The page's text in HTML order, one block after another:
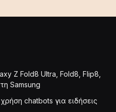
Z Fold8 Ultra, Fold8, Flip8,
Samsung
chatbots για ειδήσεις